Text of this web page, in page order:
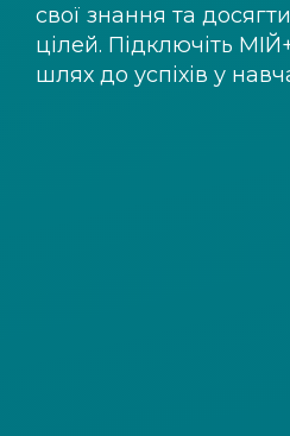
свої знання та
цілей. Підключіть
шлях до успіхів у